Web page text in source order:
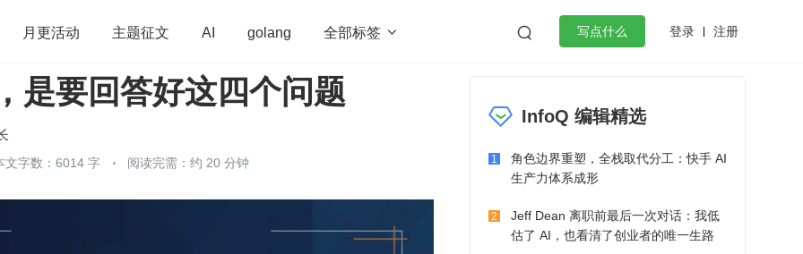
月更活动 主题征文 AI golang 全部标签   写点什么 登录 注册
算法 学习方法 Web3.0
微服务架构 flutter
是要回答好这四个问题
文字数：6014 字 阅读完需：约 20 分钟
InfoQ 编辑精选
1
角色边界重塑，全栈取代分工：快手 AI
生产力体系成形
2
Jeff Dean 离职前最后一次对话：我低
估了 AI，也看清了创业者的唯一生路